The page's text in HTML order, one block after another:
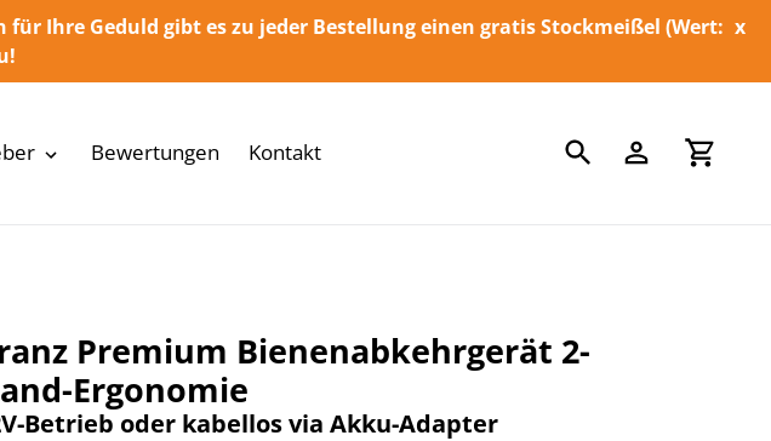
Ihre Geduld gibt es zu jeder Bestellung einen gratis Stockmeißel (Wert: x
Bewertungen Kontakt Suchen Einloggen
Premium Bienenabkehrgerät 2-
Ergonomie
Betrieb oder kabellos via Akku-Adapter